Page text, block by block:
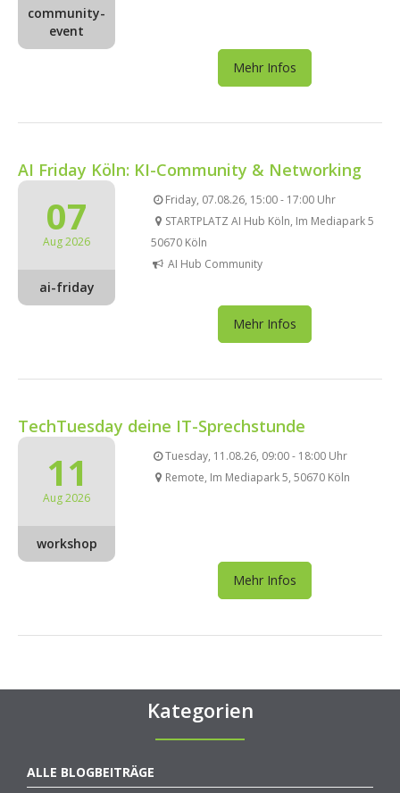
community-
event
Mehr Infos
AI Friday Köln: KI-Community & Networking
07
Aug 2026
ai-friday
Friday, 07.08.26, 15:00 - 17:00 Uhr
STARTPLATZ AI Hub Köln, Im Mediapark 5
50670 Köln
AI Hub Community
Mehr Infos
TechTuesday deine IT-Sprechstunde
11
Aug 2026
workshop
Tuesday, 11.08.26, 09:00 - 18:00 Uhr
Remote, Im Mediapark 5, 50670 Köln
Mehr Infos
Kategorien
ALLE BLOGBEITRÄGE